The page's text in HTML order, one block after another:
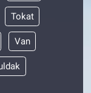
Tokat
Van